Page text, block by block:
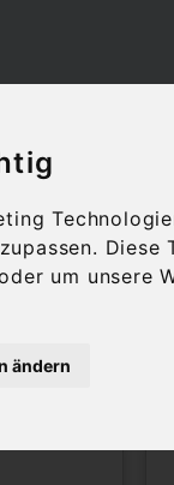
um unsere
ändern
OLIVENÖL
Essig &